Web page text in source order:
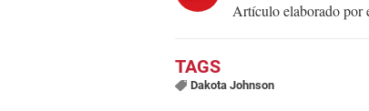
Artículo elaborado
Dakota Johnson